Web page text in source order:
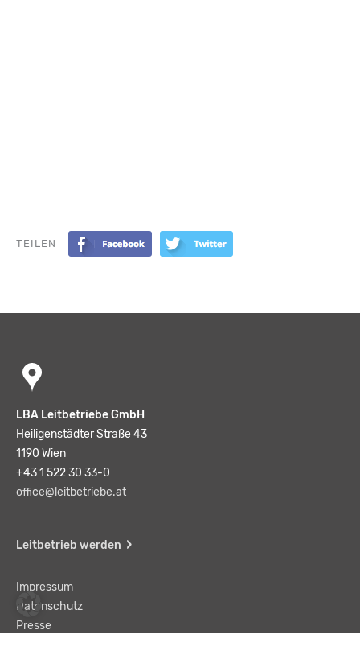
TEILEN
LBA Leitbetriebe GmbH
Heiligenstädter Straße 43
1190 Wien
+43 1 522 30 33-0
office@leitbetriebe.at
Leitbetrieb werden
Impressum
Datenschutz
Presse